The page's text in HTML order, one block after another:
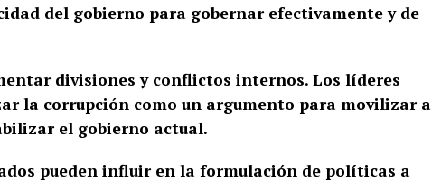
del gobierno para gobernar efectivamente y de
divisiones y conflictos internos. Los líderes
la corrupción como un argumento para movilizar a
el gobierno actual.
pueden influir en la formulación de políticas a